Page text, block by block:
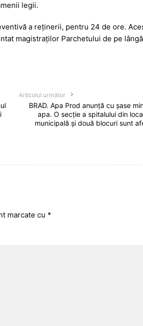
legii.
a reţinerii, pentru 24 de ore.
magistraţilor Parchetului de pe
Articolul următor
BRAD. Apa Prod anunță cu șase
apa. O secție a spitalului din
municipală și două blocuri sunt
marcate cu *